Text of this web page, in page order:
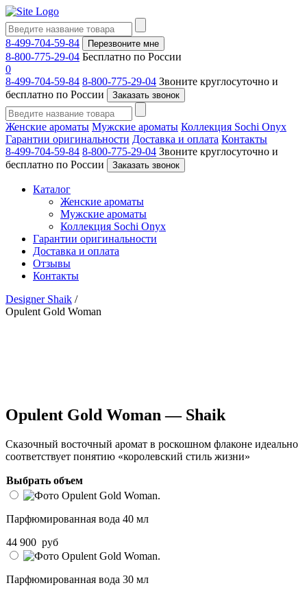
8-499-704-59-84 Перезвоните мне
8-800-775-29-04 Бесплатно по России
0
8-499-704-59-84 8-800-775-29-04 Звоните круглосуточно и
бесплатно по России
Заказать звонок
Женские ароматы Мужские ароматы Коллекция Sochi Onyx
Гарантии оригинальности Доставка и оплата Контакты
8-499-704-59-84 8-800-775-29-04 Звоните круглосуточно и
бесплатно по России
Заказать звонок
Каталог
Женские ароматы
Мужские ароматы
Коллекция Sochi Onyx
Гарантии оригинальности
Доставка и оплата
Отзывы
Контакты
Designer Shaik /
Opulent Gold Woman
Opulent Gold Woman — Shaik
Сказочный восточный аромат в роскошном флаконе идеально
соответствует понятию «королевский стиль жизни»
Выбрать объем
Парфюмированная вода 40 мл
44 900 руб
Парфюмированная вода 30 мл